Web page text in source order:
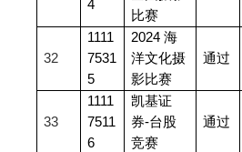
4
比赛
32
1111
7531
5
2024 海
洋文化摄
影比赛
通过
33
1111
7511
6
凯基证
券-台股
竞赛
通过